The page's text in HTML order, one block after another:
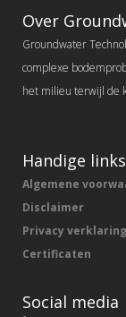
Over
Groundwater
complexe
het milieu terwijl de
Handige links
Algemene
Disclaimer
Privacy verklaring
Certificaten
Social media